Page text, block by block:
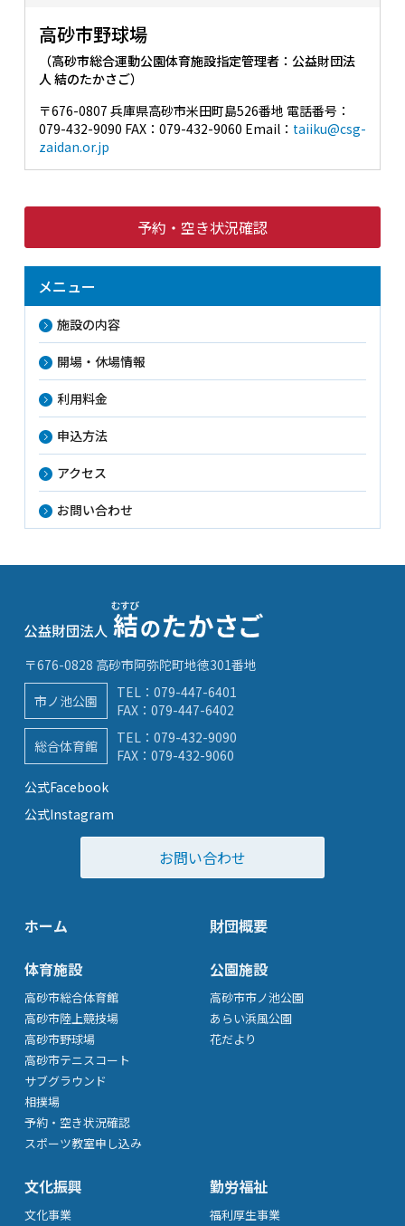
高砂市野球場
（高砂市総合運動公園体育施設指定管理者：公益財団法
人 結のたかさご）
〒676-0807 兵庫県高砂市米田町島526番地 電話番号：
079-432-9090 FAX：079-432-9060 Email： taiiku@csg-
zaidan.or.jp
予約・空き状況確認
メニュー
施設の内容
開場・休場情報
利用料金
申込方法
アクセス
お問い合わせ
〒676-0828 高砂市阿弥陀町地徳301番地
市ノ池公園
TEL： 079-447-6401
FAX：079-447-6402
総合体育館
TEL： 079-432-9090
FAX：079-432-9060
公式Facebook
公式Instagram
お問い合わせ
ホーム
財団概要
体育施設
高砂市総合体育館
高砂市陸上競技場
高砂市野球場
高砂市テニスコート
サブグラウンド
相撲場
予約・空き状況確認
スポーツ教室申し込み
公園施設
高砂市市ノ池公園
あらい浜風公園
花だより
文化振興
文化事業
勤労福祉
福利厚生事業